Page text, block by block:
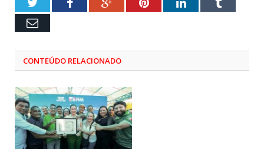
TwitterFacebookGoogle+PinterestLinkedInTumblr
Email
CONTEÚDO RELACIONADO